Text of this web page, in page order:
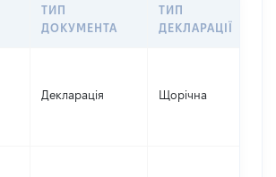
ТИП
ДОКУМЕНТА
ТИП
ДЕКЛАРАЦІЇ
Декларація Щорічна